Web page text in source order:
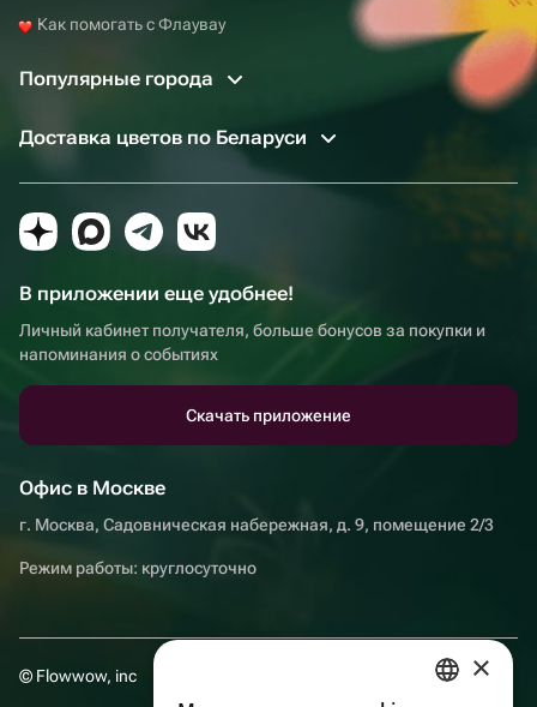
Как помогать с Флаувау
Популярные города
Доставка цветов по Беларуси
В приложении еще удобнее!
Личный кабинет получателя, больше бонусов за покупки и
напоминания о событиях
Скачать приложение
Офис в Москве
г. Москва, Садовническая набережная, д. 9, помещение 2/3
Режим работы: круглосуточно
© Flowwow, inc
×